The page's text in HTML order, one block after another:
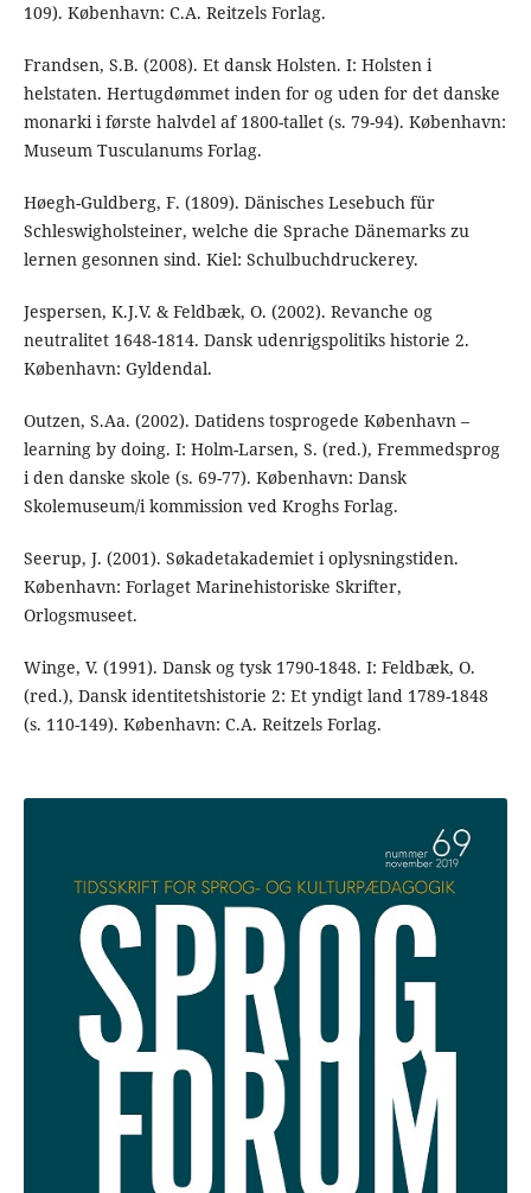
109). København: C.A. Reitzels Forlag.
Frandsen, S.B. (2008). Et dansk Holsten. I: Holsten i
helstaten. Hertugdømmet inden for og uden for det danske
monarki i første halvdel af 1800-tallet (s. 79-94). København:
Museum Tusculanums Forlag.
Høegh-Guldberg, F. (1809). Dänisches Lesebuch für
Schleswigholsteiner, welche die Sprache Dänemarks zu
lernen gesonnen sind. Kiel: Schulbuchdruckerey.
Jespersen, K.J.V. & Feldbæk, O. (2002). Revanche og
neutralitet 1648-1814. Dansk udenrigspolitiks historie 2.
København: Gyldendal.
Outzen, S.Aa. (2002). Datidens tosprogede København –
learning by doing. I: Holm-Larsen, S. (red.), Fremmedsprog
i den danske skole (s. 69-77). København: Dansk
Skolemuseum/i kommission ved Kroghs Forlag.
Seerup, J. (2001). Søkadetakademiet i oplysningstiden.
København: Forlaget Marinehistoriske Skrifter,
Orlogsmuseet.
Winge, V. (1991). Dansk og tysk 1790-1848. I: Feldbæk, O.
(red.), Dansk identitetshistorie 2: Et yndigt land 1789-1848
(s. 110-149). København: C.A. Reitzels Forlag.